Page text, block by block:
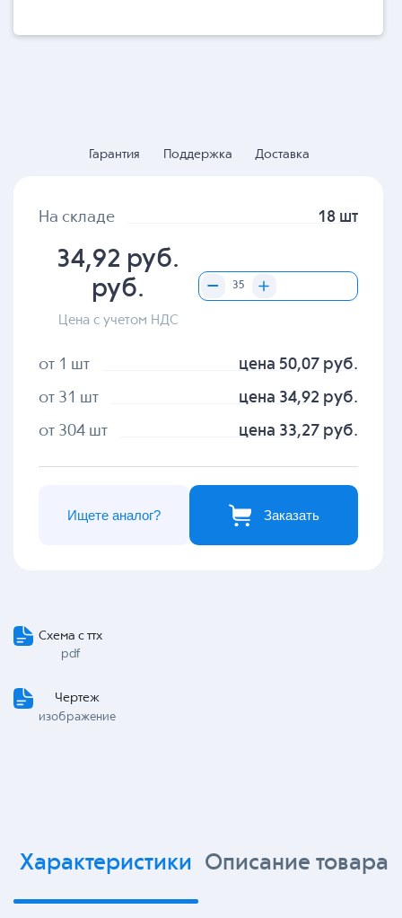
Гарантия Поддержка Доставка
На складе 18 шт
34,92 руб.
руб.
Цена с учетом НДС
от 1 шт цена 50,07 руб.
от 31 шт цена 34,92 руб.
от 304 шт цена 33,27 руб.
Заказать
Ищете аналог?
Схема с ттх
pdf
Чертеж
изображение
Характеристики Описание товара